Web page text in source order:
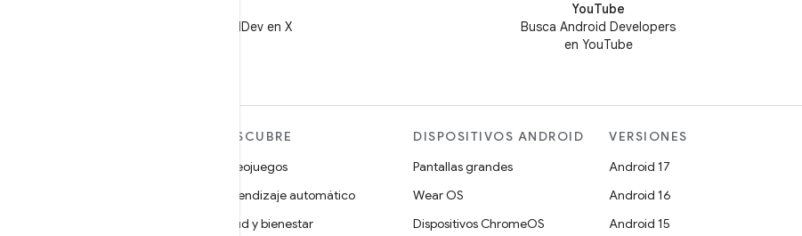
Sigue a @AndroidDev en X
YouTube
Busca Android Developers
en YouTube
DESCUBRE
Videojuegos
Aprendizaje automático
Salud y bienestar
DISPOSITIVOS ANDROID
Pantallas grandes
Wear OS
Dispositivos ChromeOS
VERSIONES
Android 17
Android 16
Android 15